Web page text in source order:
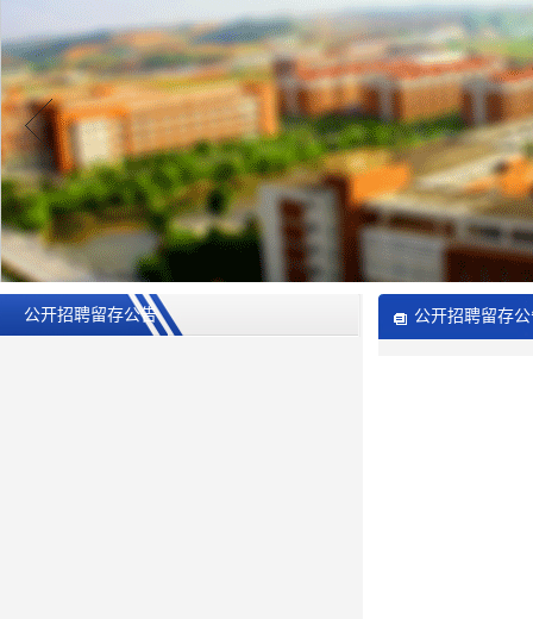
公开招聘留存公告 公开招聘留存